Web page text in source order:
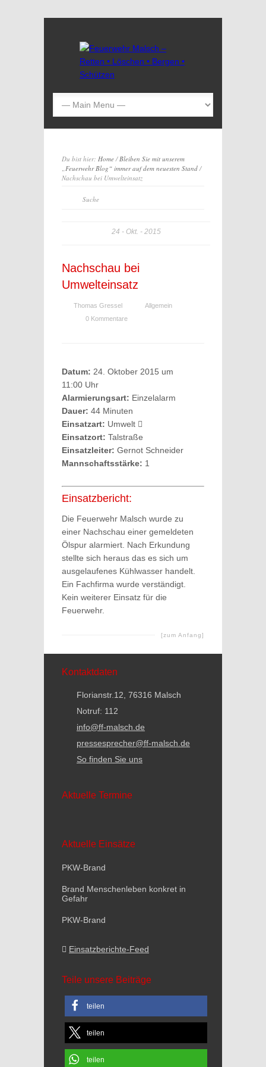
Du bist hier: Home/Bleiben Sie mit unserem
„Feuerwehr Blog“ immer auf dem neuesten Stand/
Nachschau bei Umwelteinsatz
24 Okt. 2015
Nachschau bei
Umwelteinsatz
Thomas Gressel
Allgemein
0 Kommentare
Datum: 24. Oktober 2015 um
11:00 Uhr
Alarmierungsart: Einzelalarm
Dauer: 44 Minuten
Einsatzart: Umwelt
Einsatzort: Talstraße
Einsatzleiter: Gernot Schneider
Mannschaftsstärke: 1
Einsatzbericht:
Die Feuerwehr Malsch wurde zu
einer Nachschau einer gemeldeten
Ölspur alarmiert. Nach Erkundung
stellte sich heraus das es sich um
ausgelaufenes Kühlwasser handelt.
Ein Fachfirma wurde verständigt.
Kein weiterer Einsatz für die
Feuerwehr.
[zum Anfang]
Kontaktdaten
Florianstr.12, 76316 Malsch
Notruf: 112
info@ff-malsch.de
pressesprecher@ff-malsch.de
So finden Sie uns
Aktuelle Termine
Aktuelle Einsätze
PKW-Brand
Brand Menschenleben konkret in
Gefahr
PKW-Brand
Einsatzberichte-Feed
Teile unsere Beiträge
teilen
teilen
teilen